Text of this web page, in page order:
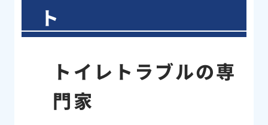
ト
トイレトラブルの専
門家